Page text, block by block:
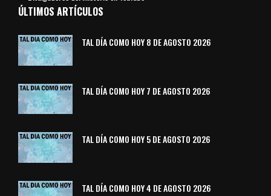
ÚLTIMOS ARTÍCULOS
TAL DÍA COMO HOY 8 DE AGOSTO 2026
TAL DÍA COMO HOY 7 DE AGOSTO 2026
TAL DÍA COMO HOY 5 DE AGOSTO 2026
TAL DÍA COMO HOY 4 DE AGOSTO 2026